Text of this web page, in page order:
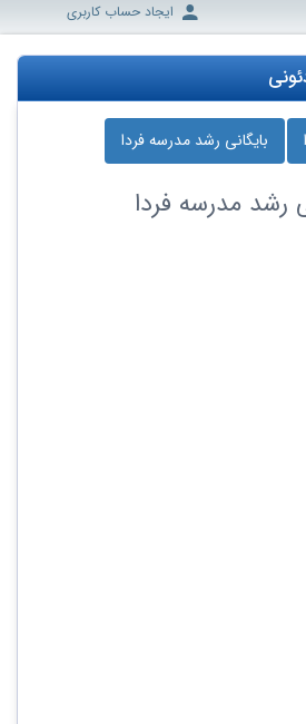
ایجاد حساب کاربری
بایگانی رشد مدرسه‌ فردا
رشد مدرسه‌ فردا